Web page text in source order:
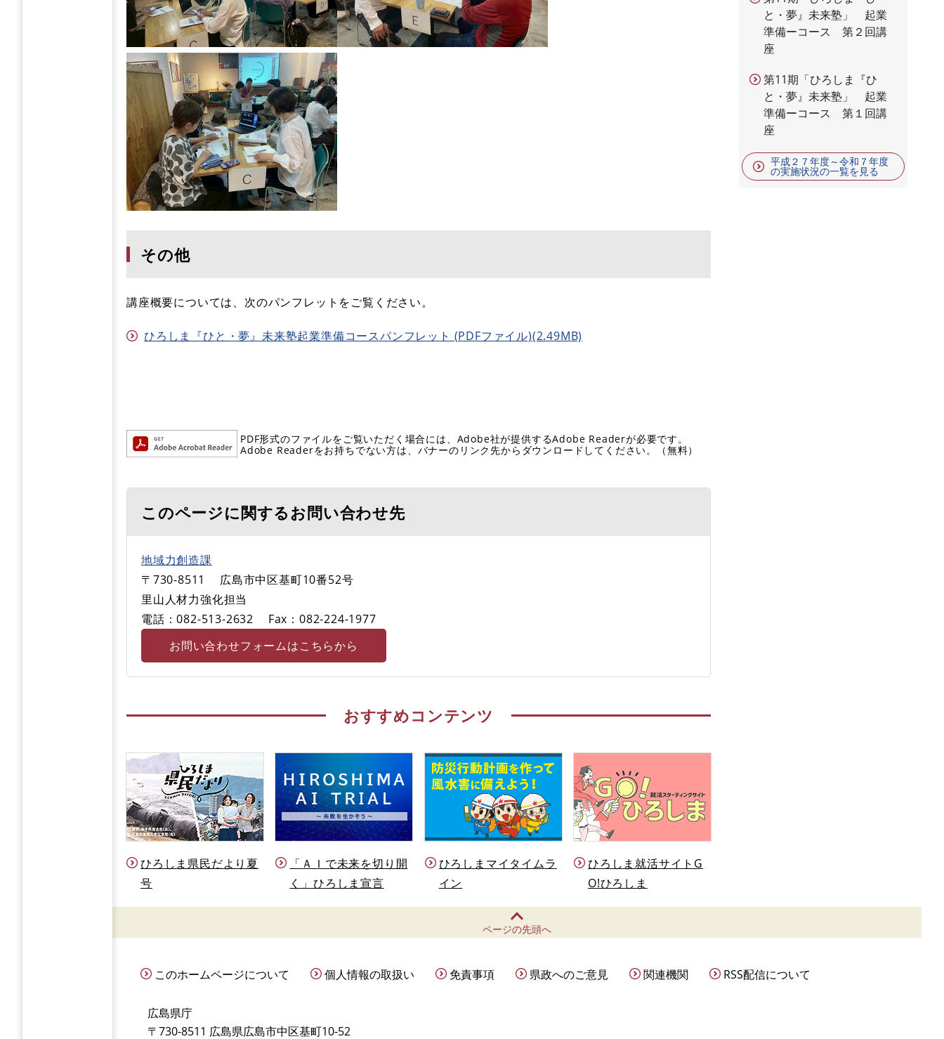
その他
講座概要については、次のパンフレットをご覧ください。
ひろしま『ひと・夢』未来塾起業準備コースパンフレット (PDFファイル)(2.49MB)
PDF形式のファイルをご覧いただく場合には、Adobe社が提供するAdobe Readerが必要です。
Adobe Readerをお持ちでない方は、バナーのリンク先からダウンロードしてください。（無料）
このページに関するお問い合わせ先
地域力創造課
〒730-8511
広島市中区基町10番52号
里山人材力強化担当
電話：082-513-2632
Fax：082-224-1977
お問い合わせフォームはこちらから
おすすめコンテンツ
ひろしま県民だより夏
号
「ＡＩで未来を切り開
く」ひろしま宣言
ひろしまマイタイムラ
イン
ひろしま就活サイトG
O!ひろしま
と・夢』未来塾」 起業
準備ーコース 第２回講
座
第11期「ひろしま『ひ
と・夢』未来塾」 起業
準備ーコース 第１回講
座
平成２７年度～令和７年度
の実施状況の一覧を見る
ページの先頭へ
このホームページについて 個人情報の取扱い 免責事項 県政へのご意見 関連機関 RSS配信について
広島県庁
〒730-8511 広島県広島市中区基町10-52